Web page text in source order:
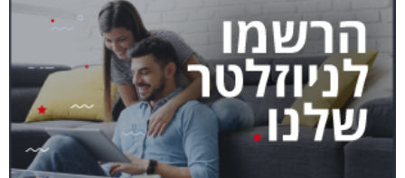
תיירות
TOP-
5
המילון